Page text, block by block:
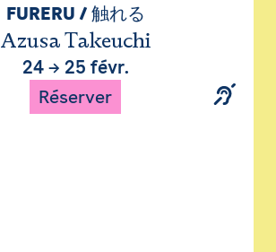
FURERU / 触れる
Azusa Takeuchi
24→ 25 févr.
Réserver